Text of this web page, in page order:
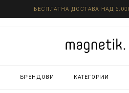
БЕСПЛАТНА ДОСТАВА НАД
БРЕНДОВИ КАТЕГОРИИ